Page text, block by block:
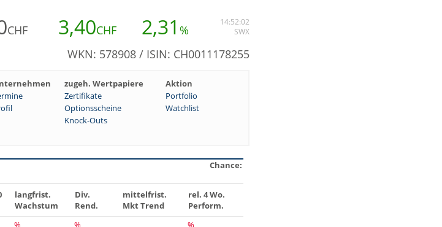
CHF 3,40CHF 2,31 %
14:52:02
SWX
WKN: 578908 / ISIN: CH0011178255
zugeh. Wertpapiere
Aktion
Zertifikate
Portfolio
Optionsscheine
Watchlist
Knock-Outs
Chance:
langfrist.
Wachstum
Div.
Rend.
mittelfrist.
Mkt Trend
rel. 4 Wo.
Perform.
%
% %